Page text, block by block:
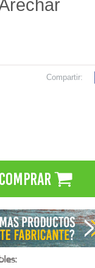
Compartir:
Comprar